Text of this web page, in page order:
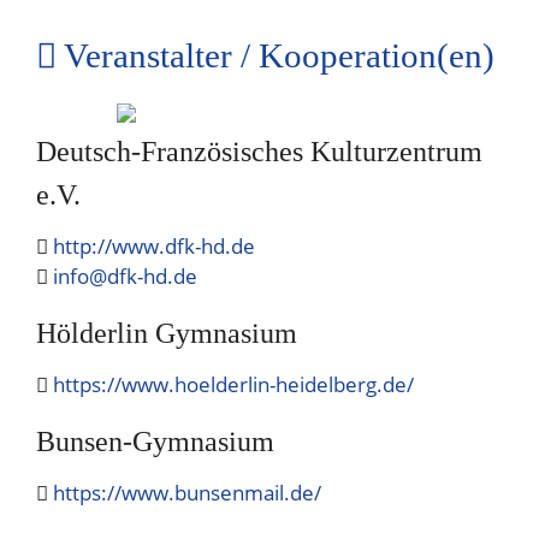
Veranstalter / Kooperation(en)
Deutsch-Französisches Kulturzentrum
e.V.
http://www.dfk-hd.de
info@dfk-hd.de
Hölderlin Gymnasium
https://www.hoelderlin-heidelberg.de/
Bunsen-Gymnasium
https://www.bunsenmail.de/